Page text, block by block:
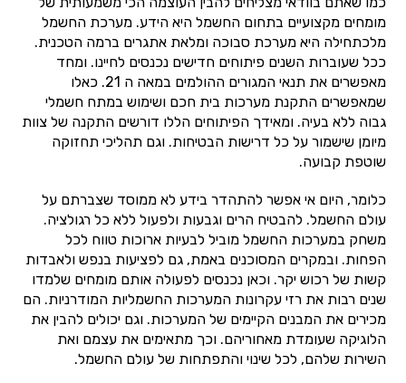
מומחים מקצועיים בתחום החשמל היא הידע. מערכת החשמל
מלכתחילה היא מערכת סבוכה ומלאת אתגרים ברמה הטכנית.
ככל שעוברות השנים פיתוחים חדישים נכנסים לחיינו. ומחד
מאפשרים את תנאי המגורים ההולמים במאה ה 21. כאלו
שמאפשרים התקנת מערכות בית חכם ושימוש במתח חשמלי
גבוה ללא בעיה. ומאידך הפיתוחים הללו דורשים התקנה של צוות
מיומן שישמור על כל דרישות הבטיחות. וגם תהליכי תחזוקה
שוטפת קבועה.
כלומר, היום אי אפשר להתהדר בידע לא ממוסד שצברתם על
עולם החשמל. להבטיח הרים וגבעות ולפעול ללא כל רגולציה.
משחק במערכות החשמל מוביל לבעיות ארוכות טווח לכל
הפחות. ובמקרים המסוכנים באמת, גם לפציעות בנפש ולאבדות
קשות של רכוש יקר. וכאן נכנסים לפעולה אותם מומחים שלמדו
שנים רבות את רזי עקרונות המערכות החשמליות המודרניות. הם
מכירים את המבנים הקיימים של המערכות. וגם יכולים להבין את
הלוגיקה שעומדת מאחוריהם. וכך מתאימים את עצמם ואת
השירות שלהם, לכל שינוי והתפתחות של עולם החשמל.